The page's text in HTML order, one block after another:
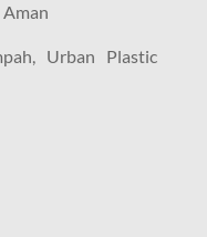
Urban Plastic